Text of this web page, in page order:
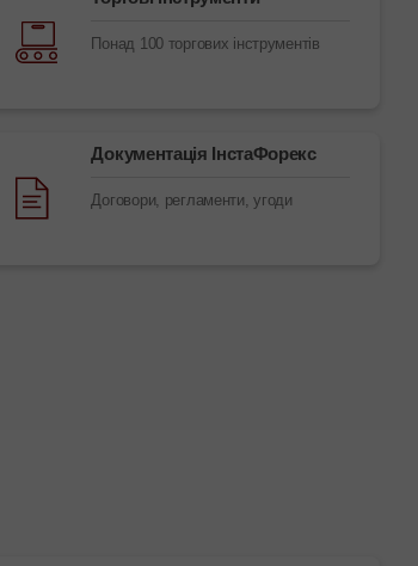
Понад 100 торгових інструментів
Документація ІнстаФорекс
Договори, регламенти, угоди